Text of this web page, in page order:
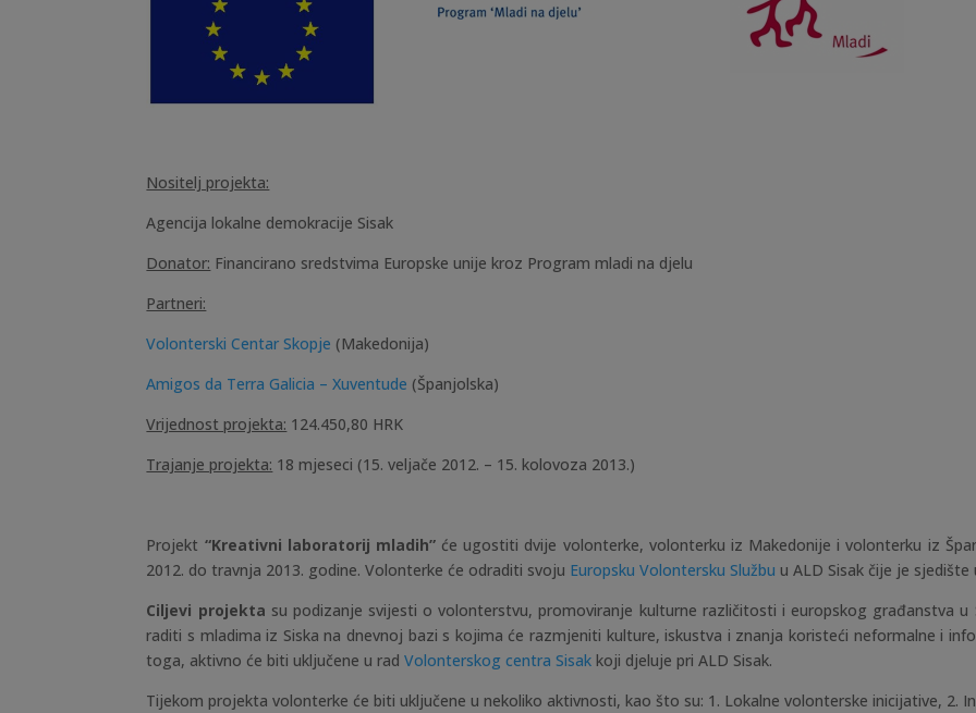
Nositelj projekta:
Agencija lokalne demokracije Sisak
Donator: Financirano sredstvima Europske unije kroz Program mladi na djelu
Partneri:
Volonterski Centar Skopje (Makedonija)
Amigos da Terra Galicia – Xuventude (Španjolska)
Vrijednost projekta: 124.450,80 HRK
Trajanje projekta: 18 mjeseci (15. veljače 2012. – 15. kolovoza 2013.)
Projekt “Kreativni laboratorij mladih” će ugostiti dvije volonterke, volonterku iz Makedonije i volonterku iz
2012. do travnja 2013. godine. Volonterke će odraditi svoju Europsku Volontersku Službu u ALD Sisak čije je sjedište
Ciljevi projekta su podizanje svijesti o volonterstvu, promoviranje kulturne različitosti i europskog građanstva
raditi s mladima iz Siska na dnevnoj bazi s kojima će razmjeniti kulture, iskustva i znanja koristeći neformalne i
toga, aktivno će biti uključene u rad Volonterskog centra Sisak koji djeluje pri ALD Sisak.
Tijekom projekta volonterke će biti uključene u nekoliko aktivnosti, kao što su: 1. Lokalne volonterske inicijative, 2.